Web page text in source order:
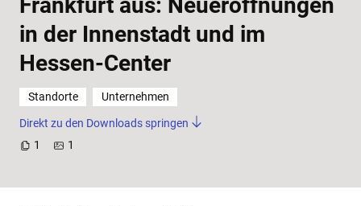
Frankfurt aus: Neueröffnungen
in der Innenstadt und im
Hessen-Center
Standorte Unternehmen
Direkt zu den Downloads springen
1
1